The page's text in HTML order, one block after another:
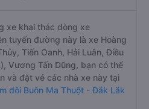
xe khai thác dòng xe
tuyến đường này là xe Hoàng
Tiến Oanh, Hải Luân, Điều
Vương Tấn Dũng, bạn có thể
và đặt vé các nhà xe này tại
đôi Buôn Ma Thuột - Đắk Lắk